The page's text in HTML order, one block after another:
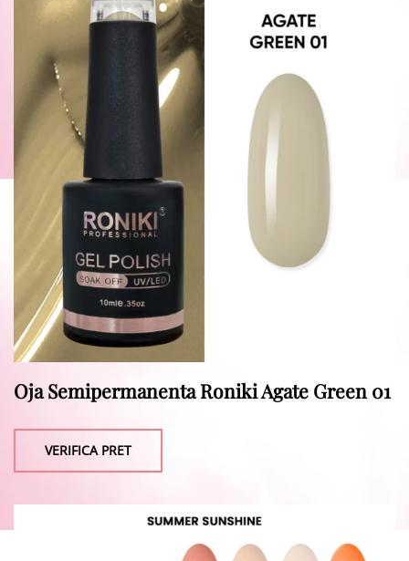
Oja Semipermanenta Roniki Agate Green 01
VERIFICA PRET